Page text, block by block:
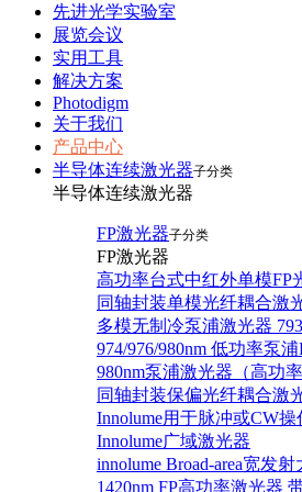
先进光学实验室
展览会议
实用工具
解决方案
Photodigm
关于我们
产品中心
半导体连续激光器子分类
半导体连续激光器
FP激光器子分类
FP激光器
高功率台式中红外单模FP
同轴封装单模光纤耦合激
多模无制冷泵浦激光器
974/976/980nm 低功率泵
980nm泵浦激光器（高功率
同轴封装保偏光纤耦合激
Innolume用于脉冲或CW
Innolume广域激光器
innolume Broad-area宽发
1420nm FP高功率激光器